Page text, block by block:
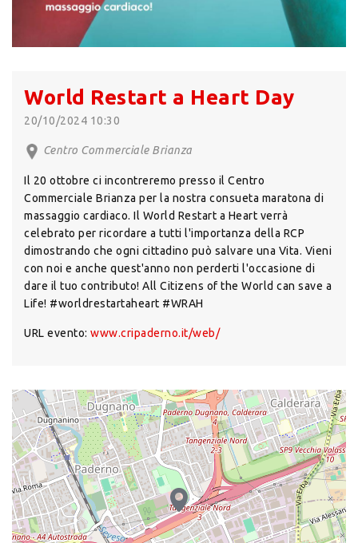
World Restart a Heart Day
20/10/2024 10:30
Centro Commerciale Brianza
Il 20 ottobre ci incontreremo presso il Centro
Commerciale Brianza per la nostra consueta maratona di
massaggio cardiaco. Il World Restart a Heart verrà
celebrato per ricordare a tutti l'importanza della RCP
dimostrando che ogni cittadino può salvare una Vita. Vieni
con noi e anche quest'anno non perderti l'occasione di
dare il tuo contributo! All Citizens of the World can save a
Life! #worldrestartaheart #WRAH
URL evento: www.cripaderno.it/web/